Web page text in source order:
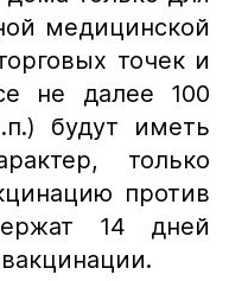
медицинской
точек и
не далее 100
будут иметь
только
против
14 дней